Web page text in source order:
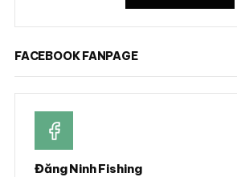
FACEBOOK FANPAGE
Đăng Ninh Fishing